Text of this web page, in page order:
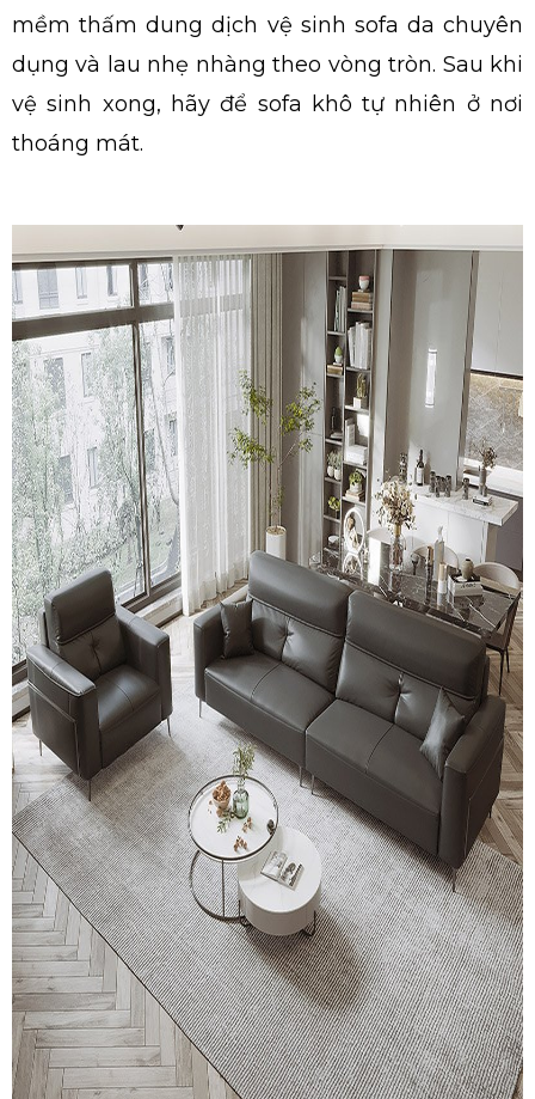
mềm thấm dung dịch vệ sinh sofa da chuyên
dụng và lau nhẹ nhàng theo vòng tròn. Sau khi
vệ sinh xong, hãy để sofa khô tự nhiên ở nơi
thoáng mát.